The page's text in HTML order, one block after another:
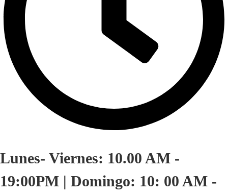
Lunes- Viernes: 10.00 AM -
19:00PM | Domingo: 10: 00 AM -